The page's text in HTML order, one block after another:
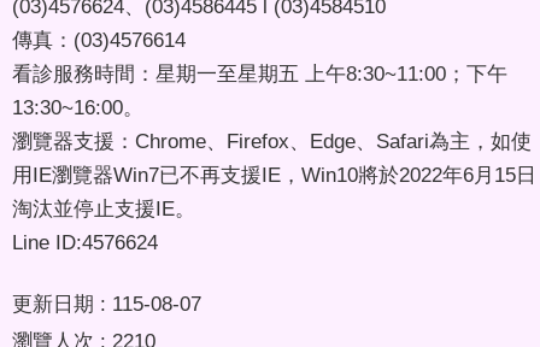
(03)4576624、(03)4586445 l (03)4584510
傳真：(03)4576614
看診服務時間：星期一至星期五 上午8:30~11:00；下午
13:30~16:00。
瀏覽器支援：Chrome、Firefox、Edge、Safari為主，如使
用IE瀏覽器Win7已不再支援IE，Win10將於2022年6月15日
淘汰並停止支援IE。
Line ID:4576624
更新日期
115-08-07
瀏覽人次
2210